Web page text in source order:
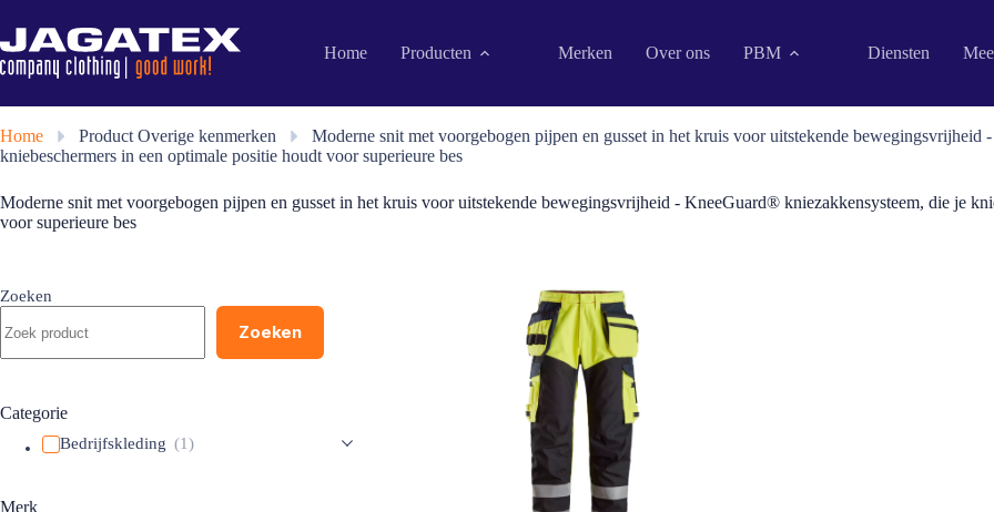
naar
de
inhoud
Home Producten Merken Over ons PBM Diensten
Home » Product Overige kenmerken »
Moderne snit met voorgebogen pijpen en gusset in het kruis voor uitstekende
kniebeschermers in een optimale positie houdt voor superieure bes
Moderne snit met voorgebogen pijpen en gusset in het kruis voor uitstekende bewegingsvrijheid - KneeGuard® kniezakkensysteem, die je
voor superieure bes
Zoeken
Zoeken
Categorie
Bedrijfskleding (1)
Merk